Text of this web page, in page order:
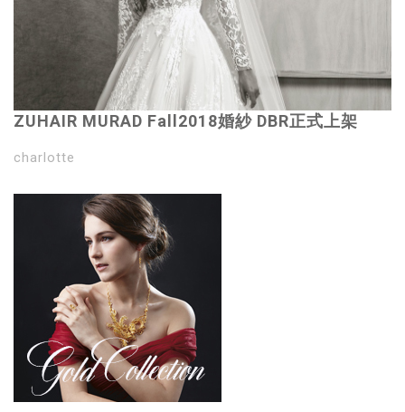
ZUHAIR MURAD Fall2018婚紗 DBR正式上架
charlotte